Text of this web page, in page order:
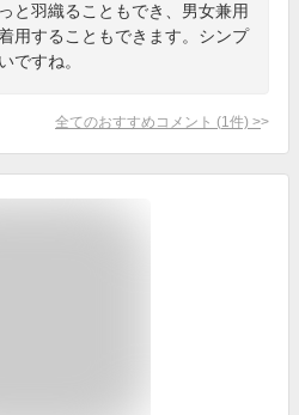
と羽織ることもでき、男女兼用
用することもできます。シンプ
ですね。
全てのおすすめコメント (1 件) >